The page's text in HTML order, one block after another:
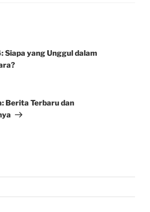
Siapa yang Unggul dalam
Berita Terbaru dan